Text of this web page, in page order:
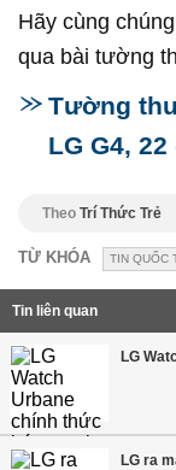
Hãy cùng
qua bài tường
Tường
LG G4,
Theo Trí Thức Trẻ
TỪ KHÓA TIN QUỐC
Tin liên quan
LG
LG ra